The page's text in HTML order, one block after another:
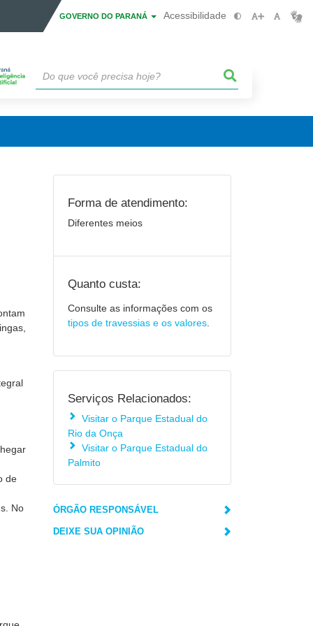
GOVERNO DO PARANÁ Acessibilidade
de
No
Forma de atendimento:
Diferentes meios
Quanto custa:
Consulte as informações com os
tipos de travessias e os valores
Serviços Relacionados:
Visitar o Parque Estadual do
Rio da Onça
Visitar o Parque Estadual do
Palmito
ÓRGÃO RESPONSÁVEL
DEIXE SUA OPINIÃO